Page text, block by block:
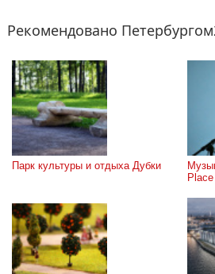
Рекомендовано
Парк культуры и отдыха Дубки
Place